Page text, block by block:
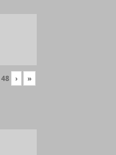
48 › »